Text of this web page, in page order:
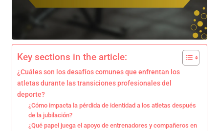
Key sections in the article:
¿Cuáles son los desafíos comunes que enfrentan los
atletas durante las transiciones profesionales del
deporte?
¿Cómo impacta la pérdida de identidad a los atletas después
de la jubilación?
¿Qué papel juega el apoyo de entrenadores y compañeros en